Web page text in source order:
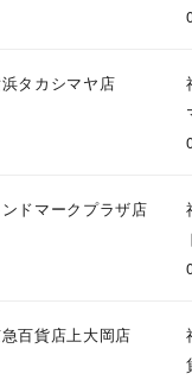
ダブル
クリア ホワイ
マルチ
ご褒美
耳周りジュエリー
公式オンラインシ
タカシマヤ店
ドマークプラザ店
百貨店上大岡店